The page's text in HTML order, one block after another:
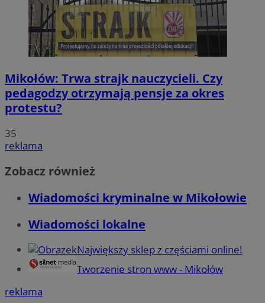
Mikołów: Trwa strajk nauczycieli. Czy
pedagodzy otrzymają pensje za okres
protestu?
35
reklama
Zobacz również
Wiadomości kryminalne w Mikołowie
Wiadomości lokalne
Największy sklep z częściami online!
Tworzenie stron www - Mikołów
reklama